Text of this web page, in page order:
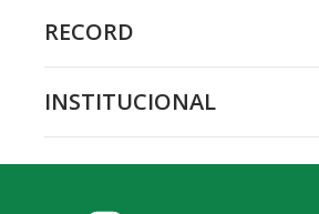
RECORD
INSTITUCIONAL